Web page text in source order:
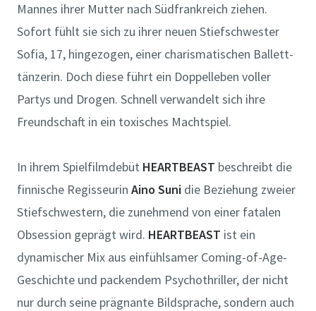
Mannes ihrer Mutter nach Südfrankreich ziehen.
Sofort fühlt sie sich zu ihrer neuen Stiefschwester
Sofia, 17, hingezogen, einer charis­matischen Ballett­­
tänzerin. Doch diese führt ein Doppel­leben voller
Partys und Drogen. Schnell verwandelt sich ihre
Freundschaft in ein toxisches Machtspiel.
In ihrem Spielfilmdebüt HEARTBEAST beschreibt die
finnische Regisseurin Aino Suni die Beziehung zweier
Stiefschwestern, die zunehmend von einer fatalen
Obsession geprägt wird. HEARTBEAST ist ein
dynamischer Mix aus einfühlsamer Coming-of-Age-
Geschichte und packendem Psychothriller, der nicht
nur durch seine prägnante Bildsprache, sondern auch